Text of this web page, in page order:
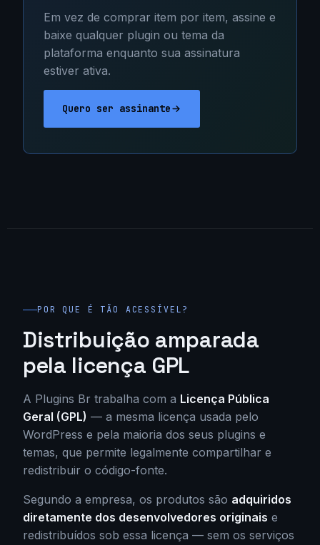
Em vez de comprar item por item, assine e
baixe qualquer plugin ou tema da
plataforma enquanto sua assinatura
estiver ativa.
Quero ser assinante
POR QUE É TÃO ACESSÍVEL?
Distribuição amparada
pela licença GPL
A Plugins Br trabalha com a Licença Pública
Geral (GPL) — a mesma licença usada pelo
WordPress e pela maioria dos seus plugins e
temas, que permite legalmente compartilhar e
redistribuir o código-fonte.
Segundo a empresa, os produtos são adquiridos
diretamente dos desenvolvedores originais e
redistribuídos sob essa licença — sem os serviços